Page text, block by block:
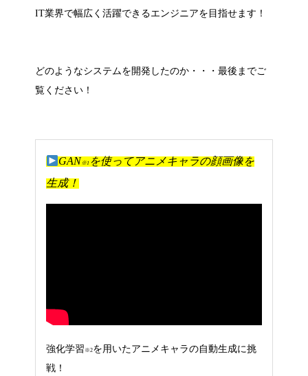
IT業界で幅広く活躍できるエンジニアを目指せます！
どのようなシステムを開発したのか・・・最後までご
覧ください！
GAN※1 を使ってアニメキャラの顔画像を
生成！
強化学習 ※2を用いたアニメキャラの自動生成に挑
戦！